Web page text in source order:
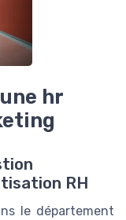
hr
RH
le département